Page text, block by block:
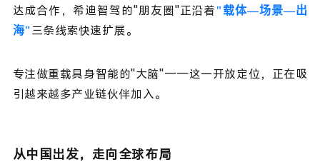
达成合作，希迪智驾的"朋友圈"正沿着"载体—场景—出
海" 三条线索快速扩展。
专注做重载具身智能的"大脑"——这一开放定位，正在吸
引越来越多产业链伙伴加入。
从中国出发，走向全球布局